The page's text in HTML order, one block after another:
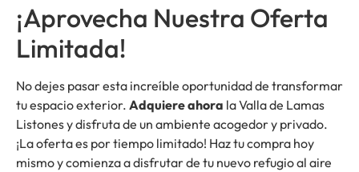
¡Aprovecha Nuestra Oferta
Limitada!
No dejes pasar esta increíble oportunidad de transformar
tu espacio exterior. Adquiere ahora la Valla de Lamas
Listones y disfruta de un ambiente acogedor y privado.
¡La oferta es por tiempo limitado! Haz tu compra hoy
mismo y comienza a disfrutar de tu nuevo refugio al aire